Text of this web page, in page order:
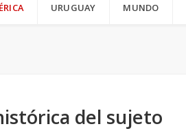
URUGUAY MUNDO
del sujeto